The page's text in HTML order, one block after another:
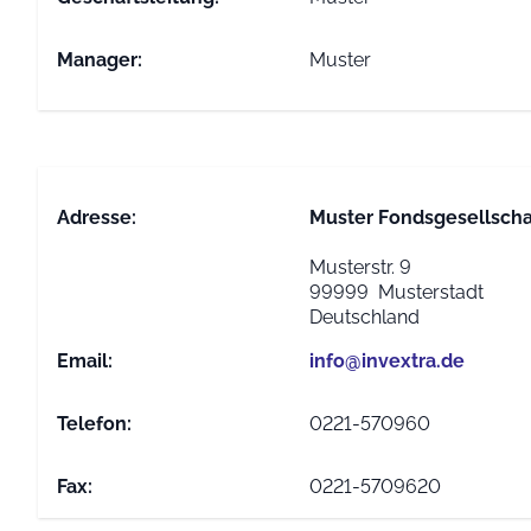
Manager: Muster
Adresse: Muster
Musterstr. 9
99999 Musterstadt
Deutschland
Email:
info@invextra.de
Telefon: 0221-570960
Fax: 0221-5709620